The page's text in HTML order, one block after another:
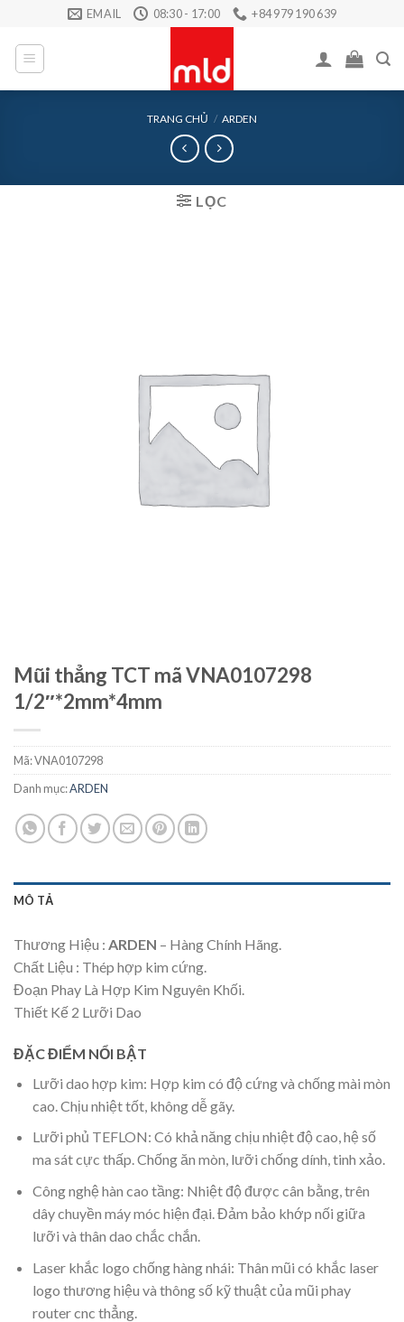
content
EMAIL 08:30 - 17:00 +84 979 190 639
TRANG CHỦ / ARDEN
LỌC
Mũi thẳng TCT mã VNA0107298
1/2″*2mm*4mm
Mã:VNA0107298
Danh mục:ARDEN
MÔ TẢ
Thương Hiệu : ARDEN – Hàng Chính Hãng.
Chất Liệu : Thép hợp kim cứng.
Đoạn Phay Là Hợp Kim Nguyên Khối.
Thiết Kế 2 Lưỡi Dao
ĐẶC ĐIỂM NỔI BẬT
Lưỡi dao hợp kim: Hợp kim có độ cứng và chống mài mòn
cao. Chịu nhiệt tốt, không dễ gãy.
Lưỡi phủ TEFLON: Có khả năng chịu nhiệt độ cao, hệ số
ma sát cực thấp. Chống ăn mòn, lưỡi chống dính, tinh xảo.
Công nghệ hàn cao tầng: Nhiệt độ được cân bằng, trên
dây chuyền máy móc hiện đại. Đảm bảo khớp nối giữa
lưỡi và thân dao chắc chắn.
Laser khắc logo chống hàng nhái: Thân mũi có khắc laser
logo thương hiệu và thông số kỹ thuật của mũi phay
router cnc thẳng.